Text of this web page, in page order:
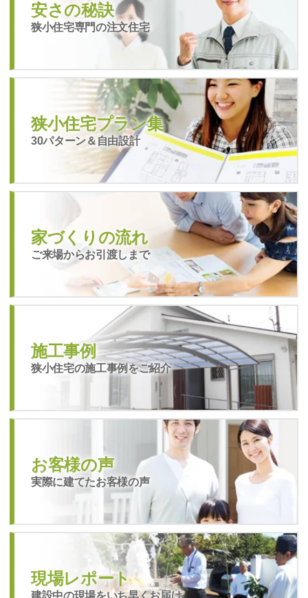
安さの秘訣
狭小住宅専門の注文住宅
狭小住宅プラン集
30パターン＆自由設計
家づくりの流れ
ご来場からお引渡しまで
施工事例
狭小住宅の施工事例をご紹介
お客様の声
実際に建てたお客様の声
現場レポート